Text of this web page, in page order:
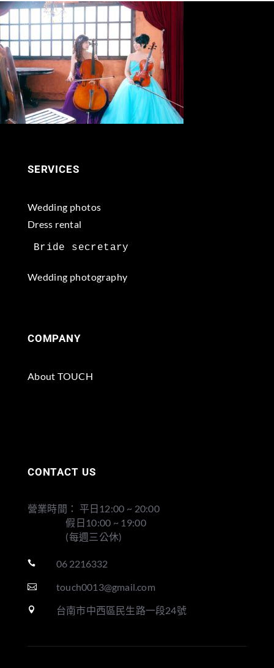
SERVICES
Wedding photos
Dress rental
Wedding photography
COMPANY
About TOUCH
CONTACT US
營業時間： 平日12:00 ~ 20:00
假日10:00 ~ 19:00
(每週三公休)
 06 2216332
 touch0013@gmail.com
 台南市中西區民生路一段24號